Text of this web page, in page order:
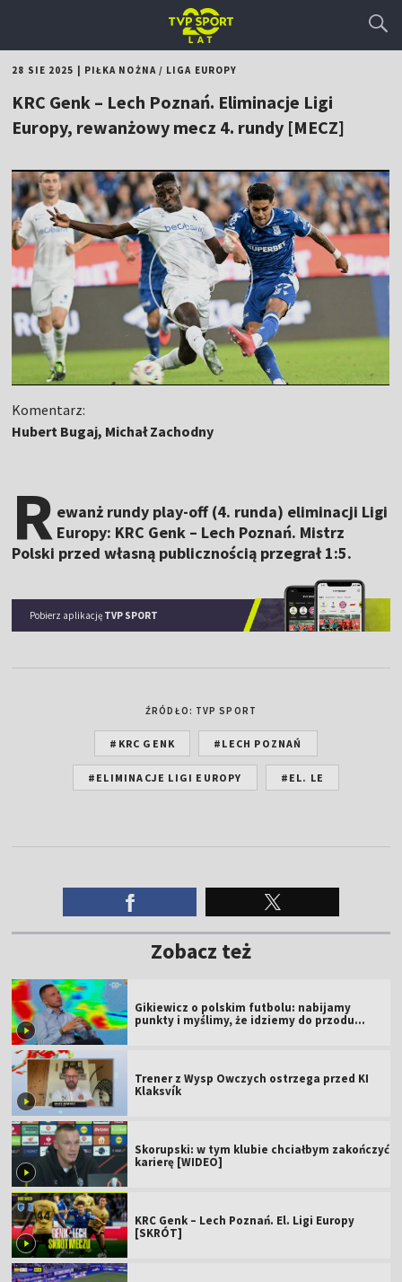
28 SIE 2025 PIŁKA NOŻNA/ LIGA EUROPY
KRC Genk – Lech Poznań. Eliminacje Ligi
Europy, rewanżowy mecz 4. rundy [MECZ]
Komentarz:
Hubert Bugaj, Michał Zachodny
R ewanż rundy play-off (4. runda) eliminacji Ligi
Europy: KRC Genk – Lech Poznań. Mistrz
Polski przed własną publicznością przegrał 1:5.
Pobierz aplikację TVP SPORT
ŹRÓDŁO: TVP SPORT
#KRC GENK #LECH POZNAŃ
#ELIMINACJE LIGI EUROPY #EL. LE
Zobacz też
Gikiewicz o polskim futbolu: nabijamy
punkty i myślimy, że idziemy do przodu
Trener z Wysp Owczych ostrzega przed KI
Klaksvík
Skorupski: w tym klubie chciałbym zakończyć
karierę [WIDEO]
KRC Genk – Lech Poznań. El. Ligi Europy
[SKRÓT]